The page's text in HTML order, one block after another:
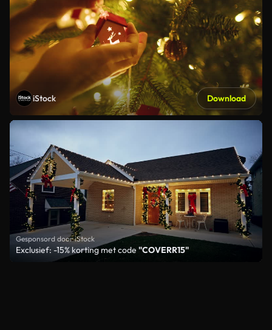
iStock Download
Gesponsord door iStock
Exclusief: -15% korting met code "COVERR15"